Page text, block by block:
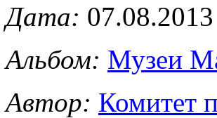
Дата:
Альбом: Музеи
Автор: Комитет